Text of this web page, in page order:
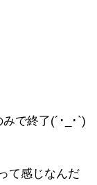
で終了(´･_･`)
て感じなんだ